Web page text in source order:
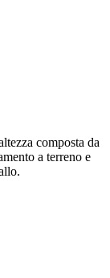
composta da
a terreno e